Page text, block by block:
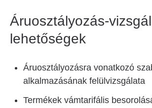
Áruosztályozás-
lehetőségek
Áruosztályozásra vonatkozó
alkalmazásának felülvizsgálata
Termékek vámtarifális